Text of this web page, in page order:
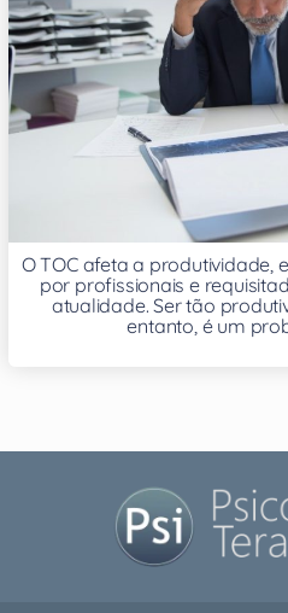
O TOC afeta a produtividade,
por profissionais e
atualidade. Ser tão
entanto, é um